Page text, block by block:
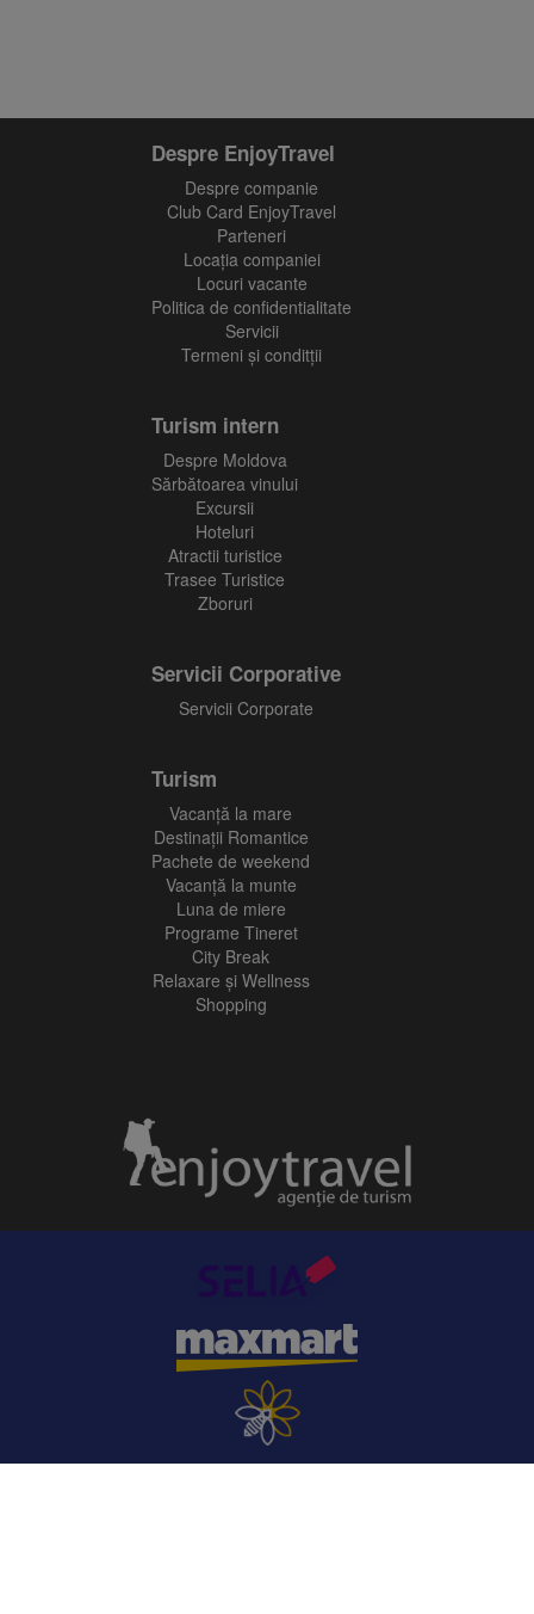
Despre EnjoyTravel
Despre companie
Club Card EnjoyTravel
Parteneri
Locaţia companiei
Locuri vacante
Politica de confidentialitate
Servicii
Termeni și conditții
Turism intern
Despre Moldova
Sărbătoarea vinului
Excursii
Hoteluri
Atractii turistice
Trasee Turistice
Zboruri
Servicii Corporative
Servicii Corporate
Turism
Vacanţă la mare
Destinații Romantice
Pachete de weekend
Vacanță la munte
Luna de miere
Programe Tineret
City Break
Relaxare și Wellness
Shopping